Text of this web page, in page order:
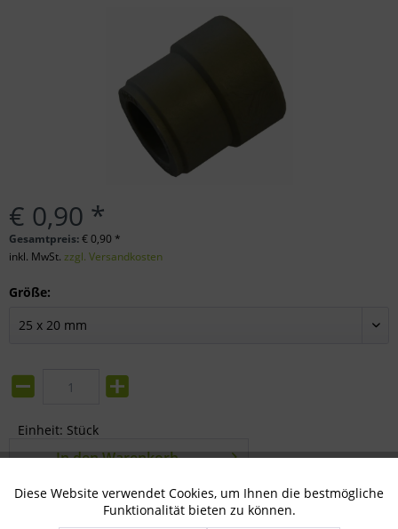
€ 0,90 *
Gesamtpreis:€0,90 *
inkl. MwSt. zzgl. Versandkosten
Größe:
Einheit: Stück
In denWarenkorb
Merken Bewerten
Technisch notwendig Aktiv
Diese Website verwendet Cookies, um Ihnen die bestmögliche
Funktionalität bieten zu können.